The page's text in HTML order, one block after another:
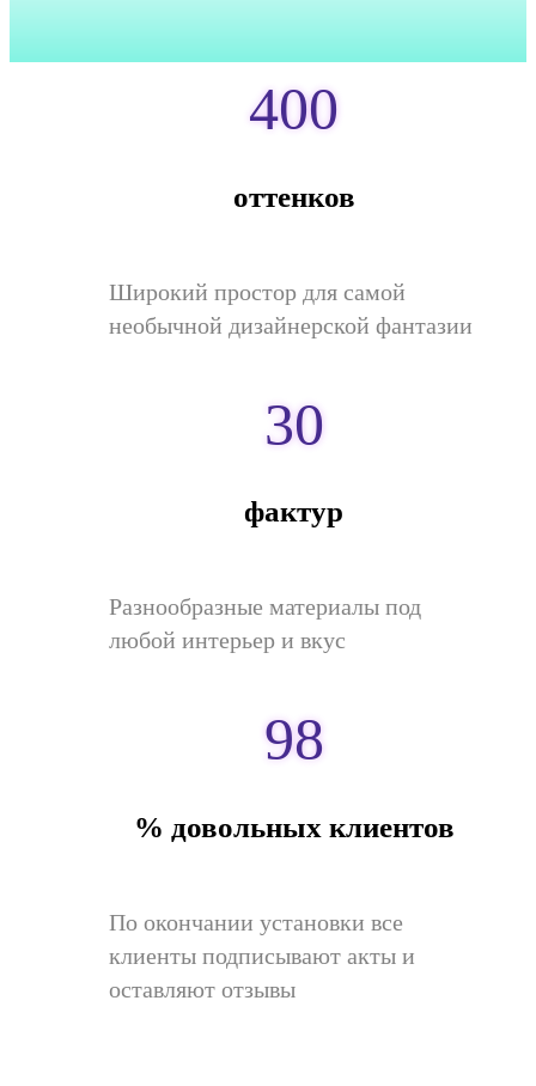
400
оттенков
Широкий простор для самой
необычной дизайнерской фантазии
30
фактур
Разнообразные материалы под
любой интерьер и вкус
98
% довольных клиентов
По окончании установки все
клиенты подписывают акты и
оставляют отзывы